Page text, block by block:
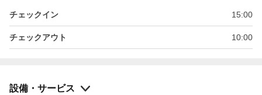
チェックイン 15:00
チェックアウト 10:00
設備・サービス